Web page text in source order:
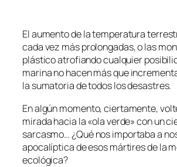
El aumento de la temperatura
cada vez más prolongadas, o las
plástico atrofiando cualquier
marina no hacen más que
la sumatoria de todos los desastres.
En algún momento, ciertamente,
mirada hacia la «ola verde» con un
sarcasmo… ¿Qué nos importaba a
apocalíptica de esos mártires de la
ecológica?